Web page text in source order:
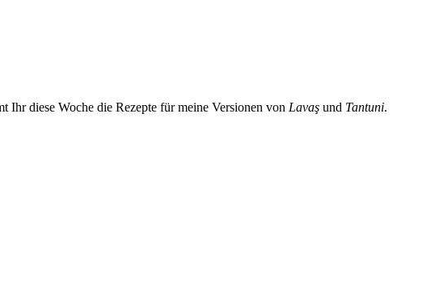
Ihr diese Woche die Rezepte für meine Versionen von Lavaş und Tantuni.